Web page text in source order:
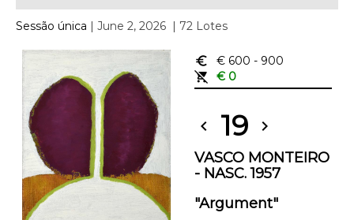
Sessão única | June 2, 2026 | 72 Lotes
euro_symbol € 600 - 900
remove_shopping_cart
€ 0
chevron_left 19 chevron_right
VASCO MONTEIRO
- NASC. 1957
"Argument"